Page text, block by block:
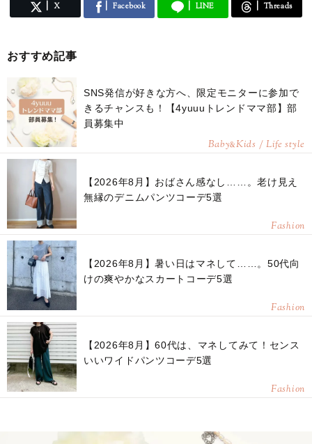
X Facebook LINE Threads
おすすめ記事
SNS発信が好きな方へ、限定モニターに参加で
きるチャンスも！【4yuuuトレンドママ部】部
員募集中
Baby&Kids / Life style
【2026年8月】おばさん感なし……。老け見え
無縁のデニムパンツコーデ5選
Fashion
【2026年8月】暑い日はマネして……。50代向
けの爽やかなスカートコーデ5選
Fashion
【2026年8月】60代は、マネしてみて！センス
いいワイドパンツコーデ5選
Fashion